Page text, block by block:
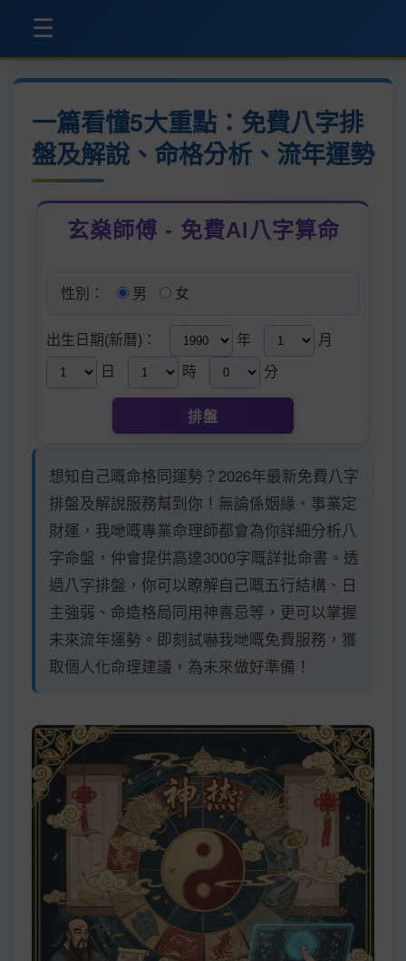
☰
一篇看懂5大重點：免費八字排
盤及解說、命格分析、流年運勢
玄燊師傅 - 免費AI八字算命
性別： 男 女
出生日期(新曆)： 年 月
日 時 分
排盤
想知自己嘅命格同運勢？2026年最新免費八字
排盤及解說服務幫到你！無論係姻緣、事業定
財運，我哋嘅專業命理師都會為你詳細分析八
字命盤，仲會提供高達3000字嘅詳批命書。透
過八字排盤，你可以瞭解自己嘅五行結構、日
主強弱、命造格局同用神喜忌等，更可以掌握
未來流年運勢。即刻試嚇我哋嘅免費服務，獲
取個人化命理建議，為未來做好準備！